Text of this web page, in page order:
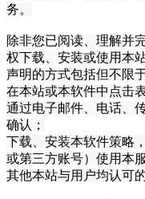
务。
除非您已阅读、理解并
权下载、安装或使用本
声明的方式包括但不限
在本站或本软件中点击
通过电子邮件、电话、
确认；
下载、安装本软件策略
或第三方账号）使用本
其他本站与用户均认可的